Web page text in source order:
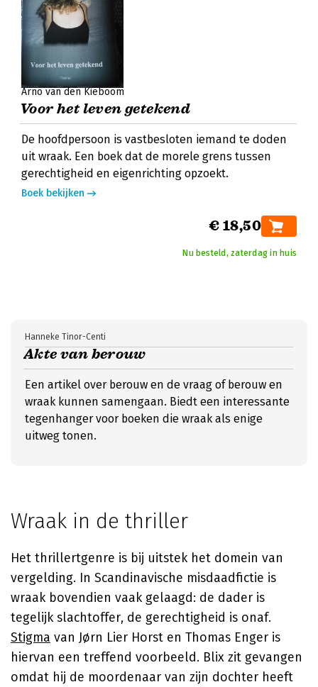
Arno van den Kieboom
Voor het leven getekend
De hoofdpersoon is vastbesloten iemand te doden
uit wraak. Een boek dat de morele grens tussen
gerechtigheid en eigenrichting opzoekt.
Boek bekijken
€ 18,50
Nu besteld, zaterdag in huis
Akte van berouw
Hanneke Tinor-Centi
Een artikel over berouw en de vraag of berouw en
wraak kunnen samengaan. Biedt een interessante
tegenhanger voor boeken die wraak als enige
uitweg tonen.
Wraak in de thriller
Het thrillertgenre is bij uitstek het domein van
vergelding. In Scandinavische misdaadfictie is
wraak bovendien vaak gelaagd: de dader is
tegelijk slachtoffer, de gerechtigheid is onaf.
Stigma van Jørn Lier Horst en Thomas Enger is
hiervan een treffend voorbeeld. Blix zit gevangen
omdat hij de moordenaar van zijn dochter heeft